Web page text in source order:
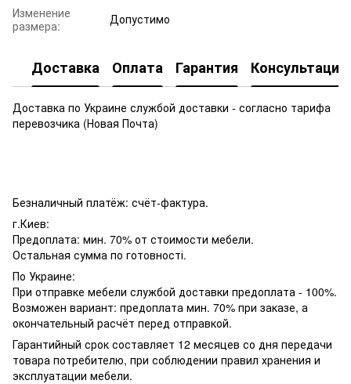
Изменение
размера:
Допустимо
Доставка Оплата Гарантия Консультация
Доставка по Украине службой доставки - согласно тарифа
перевозчика (Новая Почта)
Безналичный платёж: счёт-фактура.
г.Киев:
Предоплата: мин. 70% от стоимости мебели.
Остальная сумма по готовності.
По Украине:
При отправке мебели службой доставки предоплата - 100%.
Возможен вариант: предоплата мин. 70% при заказе, а
окончательный расчёт перед отправкой.
Гарантийный срок составляет 12 месяцев со дня передачи
товара потребителю, при соблюдении правил хранения и
эксплуатации мебели.